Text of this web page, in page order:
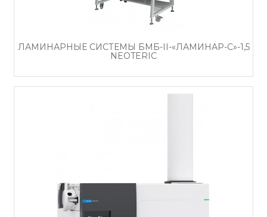
ЛАМИНАРНЫЕ СИСТЕМЫ БМБ-II-«ЛАМИНАР-С»-1,5
NEOTERIC